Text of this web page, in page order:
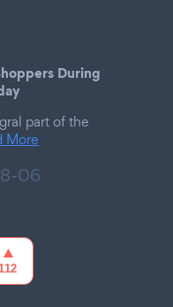
During
part of the
More
06